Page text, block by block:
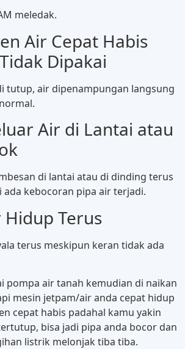
meledak.
Air Cepat Habis
Dipakai
tutup, air dipenampungan langsung
Air di Lantai atau
di lantai atau di dinding terus
ada kebocoran pipa air terjadi.
Terus
terus meskipun keran tidak ada
pompa air tanah kemudian di naikan
mesin jetpam/air anda cepat hidup
cepat habis padahal kamu yakin
bisa jadi pipa anda bocor dan
listrik melonjak tiba tiba.